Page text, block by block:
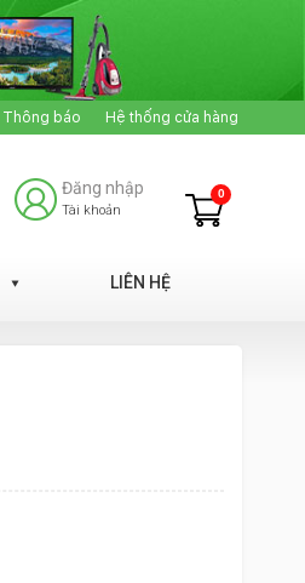
Thông báo Hệ thống cửa hàng
Đăng nhập
Tài khoản
0
LIÊN HỆ